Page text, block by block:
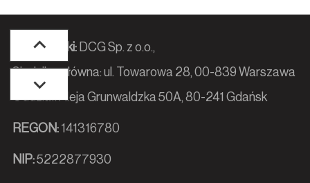
Dane spółki:DCG Sp. z o.o.,
Siedziba główna: ul. Towarowa 28, 00-839 Warszawa
Oddział: Aleja Grunwaldzka 50A, 80-241 Gdańsk
REGON:141316780
NIP:5222877930